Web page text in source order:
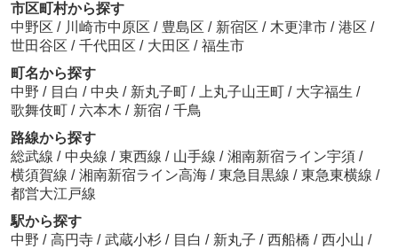
市区町村から探す
中野区 / 川崎市中原区 / 豊島区 / 新宿区 / 木更津市 / 港区 /
世田谷区 / 千代田区 / 大田区 / 福生市
町名から探す
中野 / 目白 / 中央 / 新丸子町 / 上丸子山王町 / 大字福生 /
歌舞伎町 / 六本木 / 新宿 / 千鳥
路線から探す
総武線 / 中央線 / 東西線 / 山手線 / 湘南新宿ライン宇須 /
横須賀線 / 湘南新宿ライン高海 / 東急目黒線 / 東急東横線 /
都営大江戸線
駅から探す
中野 / 高円寺 / 武蔵小杉 / 目白 / 新丸子 / 西船橋 / 西小山 /